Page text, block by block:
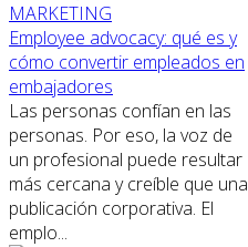
MARKETING
Employee advocacy: qué es y
cómo convertir empleados en
embajadores
Las personas confían en las
personas. Por eso, la voz de
un profesional puede resultar
más cercana y creíble que una
publicación corporativa. El
emplo...